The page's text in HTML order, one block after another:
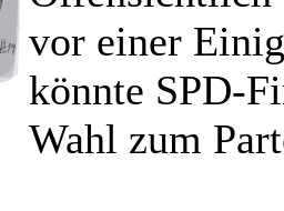
vor einer
könnte SPD-
Wahl zum